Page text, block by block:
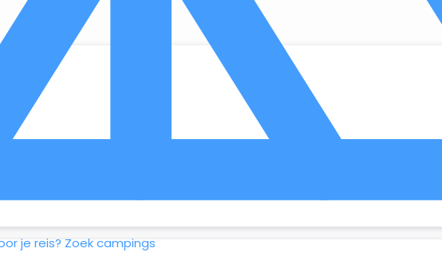
je reis? Zoek campings
worden. Zo maken we optimaal gebruik van wat er al beschikbaar